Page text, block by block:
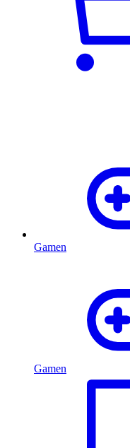
Gamen
Gamen